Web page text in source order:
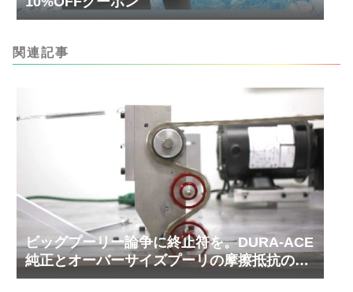
関連記事
ビッグプーリー論争に終止符を。DURA-ACE
純正とオーバーサイズプーリの摩擦抵抗の比
較実験結果